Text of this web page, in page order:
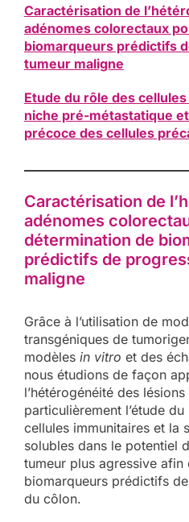
Caractérisation de
adénomes colorectaux
biomarqueurs prédictifs
tumeur maligne
Etude du rôle des
niche pré-métastatique
précoce des cellules
Caractérisation de
adénomes
détermination de
prédictifs de
maligne
Grâce à l’utilisation de
transgéniques de
modèles in vitro et des
nous étudions de façon
l’hétérogénéité des
particulièrement l’étude
cellules immunitaires et la
solubles dans le potentiel
tumeur plus agressive afin
biomarqueurs prédictifs
du côlon.